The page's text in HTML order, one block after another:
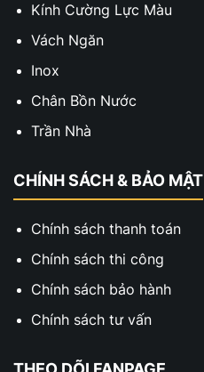
Kính Cường Lực Màu
Vách Ngăn
Inox
Chân Bồn Nước
Trần Nhà
CHÍNH SÁCH & BẢO MẬT
Chính sách thanh toán
Chính sách thi công
Chính sách bảo hành
Chính sách tư vấn